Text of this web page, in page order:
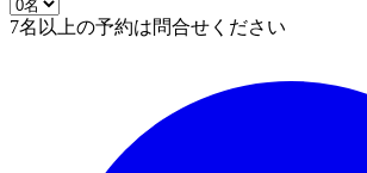
7名以上の予約は問合せください